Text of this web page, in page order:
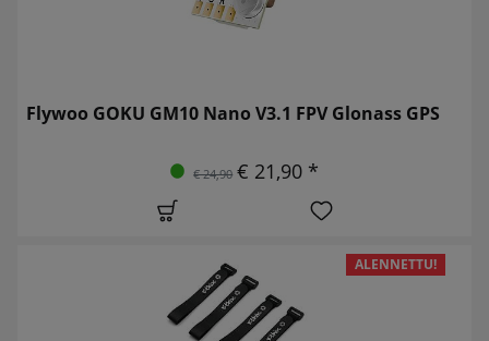
Flywoo GOKU GM10 Nano V3.1 FPV Glonass GPS
€ 24,90 € 21,90 *
ALENNETTU!